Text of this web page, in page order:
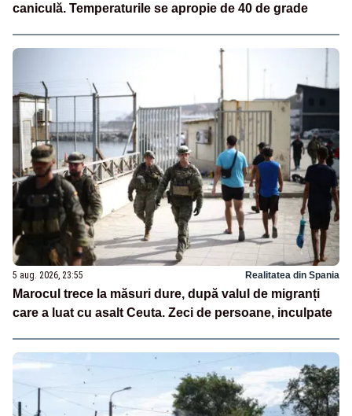
caniculă. Temperaturile se apropie de 40 de grade
5 aug. 2026, 23:55 Realitatea din Spania
Marocul trece la măsuri dure, după valul de migranți
care a luat cu asalt Ceuta. Zeci de persoane, inculpate